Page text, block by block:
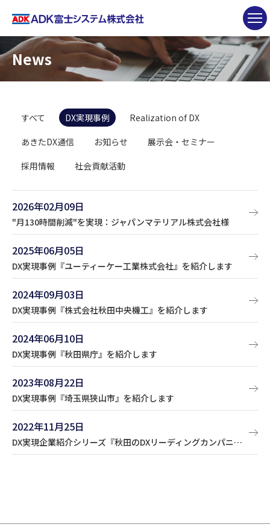
News
すべて DX実現事例
Realization of DX
あきたDX通信
お知らせ
展示会・セミナー
採用情報
社会貢献活動
2026年02月09日
"月130時間削減"を実現：ジャパンマテリアル株式会社様
2025年06月05日
DX実現事例『ユーティーケー工業株式会社』を紹介します
2024年09月03日
DX実現事例『株式会社秋田中央機工』を紹介します
2024年06月10日
DX実現事例『秋田県庁』を紹介します
2023年08月22日
DX実現事例『埼玉県狭山市』を紹介します
2022年11月25日
DX実現企業紹介シリーズ『秋田のDXリーディングカンパニーを訪ねて』がスタートしました！